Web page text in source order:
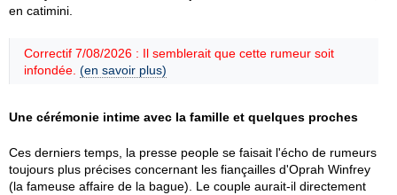
en catimini.
Correctif 7/08/2026 : Il semblerait que cette rumeur soit
infondée. (en savoir plus)
Une cérémonie intime avec la famille et quelques proches
Ces derniers temps, la presse people se faisait l'écho de rumeurs
toujours plus précises concernant les fiançailles d'Oprah Winfrey
(la fameuse affaire de la bague). Le couple aurait-il directement